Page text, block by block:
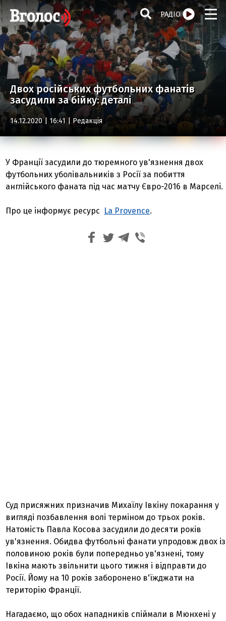
РАДІО
Двох російських футбольних фанатів
засудили за бійку: деталі
14.12.2020 | 16:41 | Редакція
У Франції засудили до тюремного ув'язнення двох
футбольних уболівальників з Росії за побиття
англійського фаната під час матчу Євро-2016 в Марселі.
Про це інформує ресурс La Provence.
Суд присяжних призначив Михаїлу Івкіну покарання у
вигляді позбавлення волі терміном до трьох років.
Натомість Павла Косова засудили до десяти років
ув'язнення. Обидва футбольні фанати упродовж двох із
половиною років були попередньо ув'язнені, тому
Івкіна мають звільнити цього тижня і відправти до
Росії. Йому на 10 років заборонено в'їжджати на
територію Франції.
Нагадаємо, що обох нападників спіймали в Мюнхені у